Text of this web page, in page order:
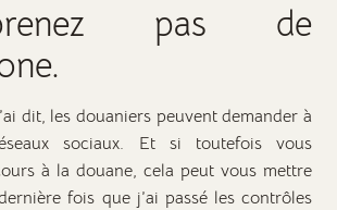
pas de
dit, les douaniers peuvent demander à
sociaux. Et si toutefois vous
à la douane, cela peut vous mettre
fois que j’ai passé les contrôles